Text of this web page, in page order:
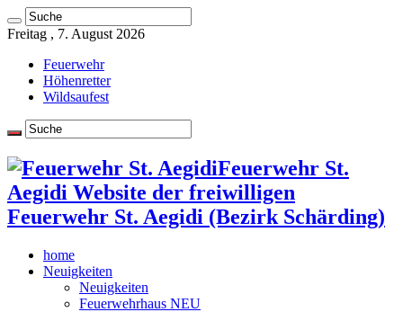
Freitag , 7. August 2026
Feuerwehr
Höhenretter
Wildsaufest
Feuerwehr St.
Aegidi Website der freiwilligen
Feuerwehr St. Aegidi (Bezirk Schärding)
home
Neuigkeiten
Neuigkeiten
Feuerwehrhaus NEU